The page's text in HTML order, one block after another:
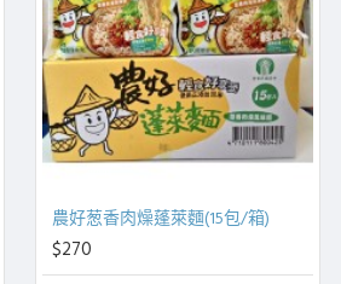
農好葱香肉燥蓬萊麵(15包/箱)
$270